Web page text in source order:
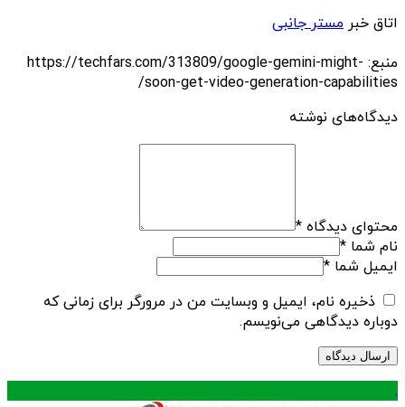
اتاق خبر مستر جانبی
منبع: https://techfars.com/313809/google-gemini-might-
soon-get-video-generation-capabilities/
دیدگاه‌های نوشته
محتوای دیدگاه *
نام شما *
ایمیل شما *
ذخیره نام، ایمیل و وبسایت من در مرورگر برای زمانی که
دوباره دیدگاهی می‌نویسم.
.